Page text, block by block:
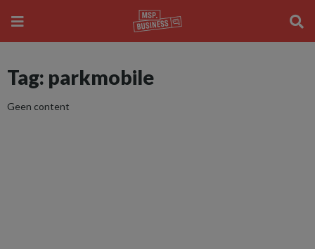
Tag: parkmobile
Geen content